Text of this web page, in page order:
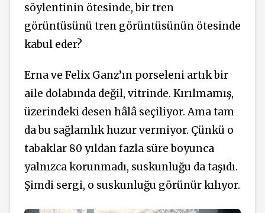
söylentinin ötesinde, bir tren
görüntüsünü tren görüntüsünün ötesinde
kabul eder?
Erna ve Felix Ganz’ın porseleni artık bir
aile dolabında değil, vitrinde. Kırılmamış,
üzerindeki desen hâlâ seçiliyor. Ama tam
da bu sağlamlık huzur vermiyor. Çünkü o
tabaklar 80 yıldan fazla süre boyunca
yalnızca korunmadı, suskunluğu da taşıdı.
Şimdi sergi, o suskunluğu görünür kılıyor.